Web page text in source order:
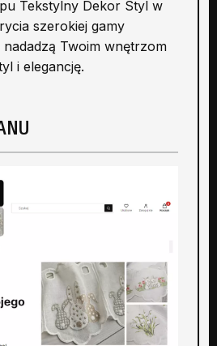
Tekstylny Dekor Styl w
szerokiej gamy
Twoim wnętrzom
i elegancję.